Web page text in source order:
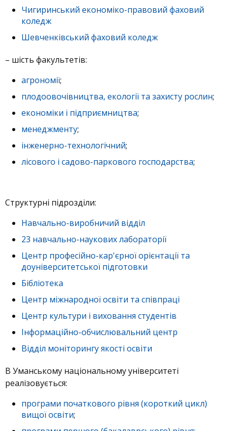
Чигиринський економіко-правовий фаховий
коледж
Шевченківський фаховий коледж
– шість факультетів:
агрономії;
плодоовочівництва, екології та захисту рослин;
економіки і підприємництва;
менеджменту;
інженерно-технологічний;
лісового і садово-паркового господарства;
Структурні підрозділи:
Навчально-виробничий відділ
23 навчально-наукових лабораторії
Центр професійно-кар'єрної орієнтації та
доуніверситетської підготовки
Бібліотека
Центр міжнародної освіти та співпраці
Центр культури і виховання студентів
Інформаційно-обчислювальний центр
Відділ моніторингу якості освіти
В Уманському національному університеті
реалізовується:
програми початкового рівня (короткий цикл)
вищої освіти;